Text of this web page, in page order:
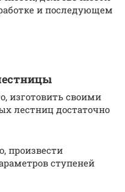
и последующем
изготовить своими
лестниц достаточно
произвести
ступеней